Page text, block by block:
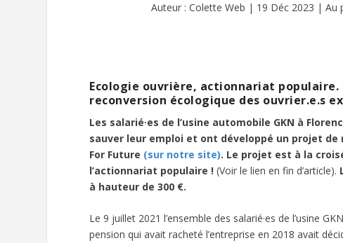
Auteur : Colette Web | 19 Déc 2023 | Au
Ecologie ouvrière, actionnariat
reconversion écologique des ouvrier.e.s
Les salarié·es de l’usine automobile GKN à
sauver leur emploi et ont développé un projet
For Future (sur notre site). Le projet est à la
l’actionnariat populaire ! (Voir le lien en fin d’article).
à hauteur de 300 €.
Le 9 juillet 2021 l’ensemble des salarié·es de l’usine
pension qui avait racheté l’entreprise en 2018 avait